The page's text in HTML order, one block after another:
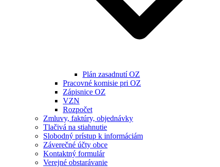
Plán zasadnutí OZ
Pracovné komisie pri OZ
Zápisnice OZ
VZN
Rozpočet
Zmluvy, faktúry, objednávky
Tlačivá na stiahnutie
Slobodný prístup k informáciám
Záverečné účty obce
Kontaktný formulár
Verejné obstarávanie